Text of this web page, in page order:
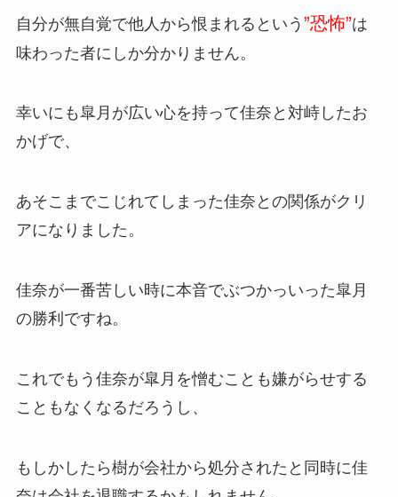
自分が無自覚で他人から恨まれるという ”恐怖”は
味わった者にしか分かりません。
幸いにも皐月が広い心を持って佳奈と対峙したお
かげで、
あそこまでこじれてしまった佳奈との関係がクリ
アになりました。
佳奈が一番苦しい時に本音でぶつかっいった皐月
の勝利ですね。
これでもう佳奈が皐月を憎むことも嫌がらせする
こともなくなるだろうし、
もしかしたら樹が会社から処分されたと同時に佳